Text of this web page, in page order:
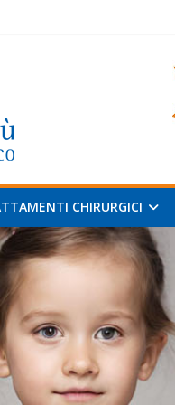
CHIRURGICI